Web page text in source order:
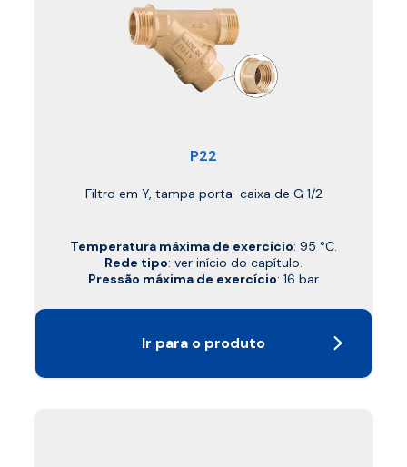
P22
Filtro em Y, tampa porta-caixa de G 1/2
Temperatura máxima de exercício: 95 °C.
Rede tipo: ver início do capítulo.
Pressão máxima de exercício: 16 bar
Ir para o produto